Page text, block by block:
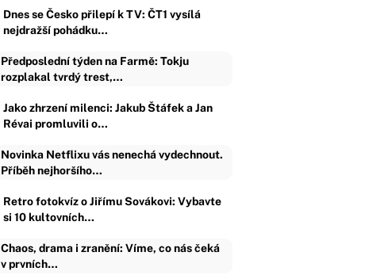
Dnes se Česko přilepí k TV: ČT1 vysílá
nejdražší pohádku…
Předposlední týden na Farmě: Tokju
rozplakal tvrdý trest,…
Jako zhrzení milenci: Jakub Štáfek a Jan
Révai promluvili o…
Novinka Netflixu vás nenechá vydechnout.
Příběh nejhoršího…
Retro fotokvíz o Jiřímu Sovákovi: Vybavte
si 10 kultovních…
Chaos, drama i zranění: Víme, co nás čeká
v prvních…